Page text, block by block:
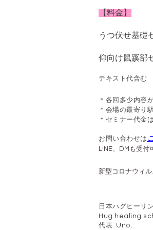
【料金】
うつ伏せ基
仰向け鼠蹊
テキスト代含む
＊各回多少内容
＊会場の最寄り
＊セミナー代金
お問い合わせは
LINE、DMも受付
新型コロナウィ
日本ハグヒーリ
Hug healing
代表 Uno.